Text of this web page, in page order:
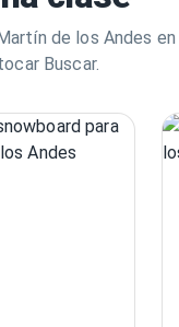
de los Andes
Buscar.